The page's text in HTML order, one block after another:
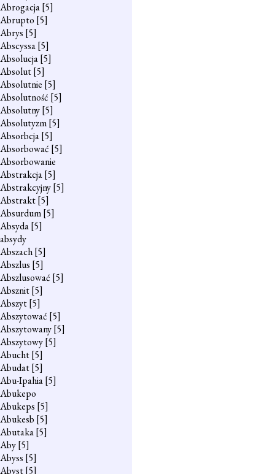
Abrogacja[5]
Abrupto [5]
Abrys [5]
Abscyssa[5]
Absolucja[5]
Absolut[5]
Absolutnie [5]
Absolutność [5]
Absolutny[5]
Absolutyzm[5]
Absorbcja[5]
Absorbować [5]
Absorbowanie
Abstrakcja[5]
Abstrakcyjny[5]
Abstrakt[5]
Absurdum[5]
Absyda[5]
absydy
Abszach[5]
Abszlus [5]
Abszlusować [5]
Absznit[5]
Abszyt[5]
Abszytować [5]
Abszytowany[5]
Abszytowy[5]
Abucht[5]
Abudat[5]
Abu-Ipahia[5]
Abukepo
Abukeps [5]
Abukesb [5]
Abutaka[5]
Aby[5]
Abyss [5]
Abyst[5]